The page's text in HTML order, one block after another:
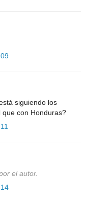
siguiendo los
que con Honduras?
el autor.